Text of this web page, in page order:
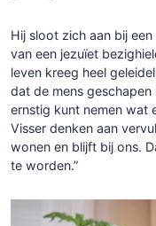
Hij sloot zich aan bij
van een jezuïet
leven kreeg heel
dat de mens
ernstig kunt nemen wat
Visser denken aan
wonen en blijft bij ons.
te worden.”